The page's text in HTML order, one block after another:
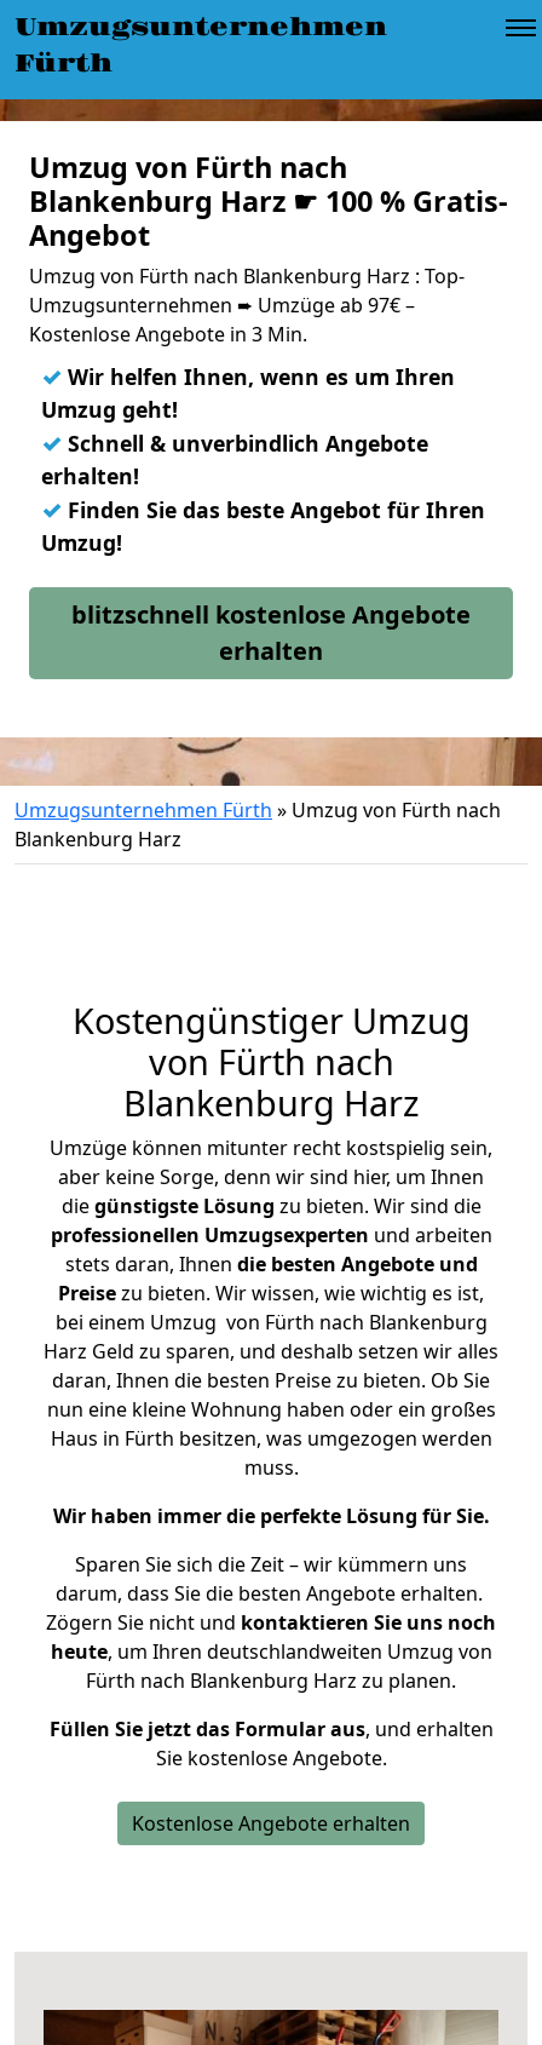
Umzugsunternehmen
Fürth
Umzug von Fürth nach
Blankenburg Harz ☛ 100 % Gratis-
Angebot
Umzug von Fürth nach Blankenburg Harz : Top-
Umzugsunternehmen ➨ Umzüge ab 97€ –
Kostenlose Angebote in 3 Min.
✓ Wir helfen Ihnen, wenn es um Ihren
Umzug geht!
✓ Schnell & unverbindlich Angebote
erhalten!
✓ Finden Sie das beste Angebot für Ihren
Umzug!
blitzschnell kostenlose Angebote
erhalten
Umzugsunternehmen Fürth » Umzug von Fürth nach
Blankenburg Harz
Kostengünstiger Umzug
von Fürth nach
Blankenburg Harz
Umzüge können mitunter recht kostspielig sein,
aber keine Sorge, denn wir sind hier, um Ihnen
diegünstigste Lösung zu bieten. Wir sind die
professionellen Umzugsexperten und arbeiten
stets daran, Ihnen die besten Angebote und
Preisezu bieten. Wir wissen, wie wichtig es ist,
bei einem Umzug von Fürth nach Blankenburg
Harz Geld zu sparen, und deshalb setzen wir alles
daran, Ihnen die besten Preise zu bieten. Ob Sie
nun eine kleine Wohnung haben oder ein großes
Haus in Fürth besitzen, was umgezogen werden
muss.
Wir haben immer die perfekte Lösung für Sie.
Sparen Sie sich die Zeit – wir kümmern uns
darum, dass Sie die besten Angebote erhalten.
Zögern Sie nicht und kontaktieren Sie uns noch
heute, um Ihren deutschlandweiten Umzug von
Fürth nach Blankenburg Harz zu planen.
Füllen Sie jetzt das Formular aus, und erhalten
Sie kostenlose Angebote.
Kostenlose Angebote erhalten